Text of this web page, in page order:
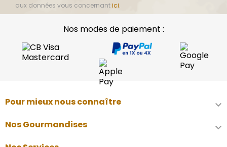
aux données vous concernantici.
Nos modes de paiement :
Pour mieux nous connaître 
Nos Gourmandises 